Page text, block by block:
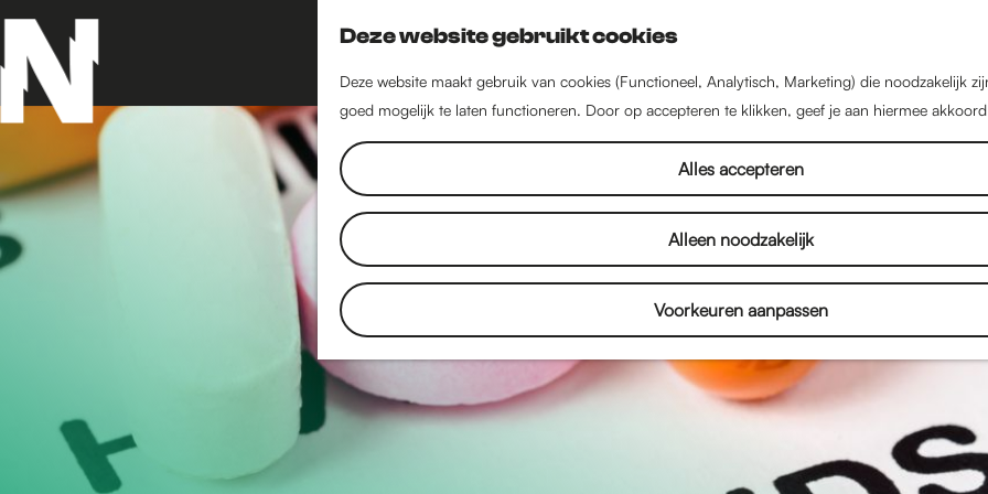
Deze website gebruikt cookies
Deze website maakt gebruik van cookies (Functioneel, Analytisch, Marketing) die noodzakelijk
goed mogelijk te laten functioneren. Door op accepteren te klikken, geef je aan hiermee
Alles accepteren
Alleen noodzakelijk
Voorkeuren aanpassen